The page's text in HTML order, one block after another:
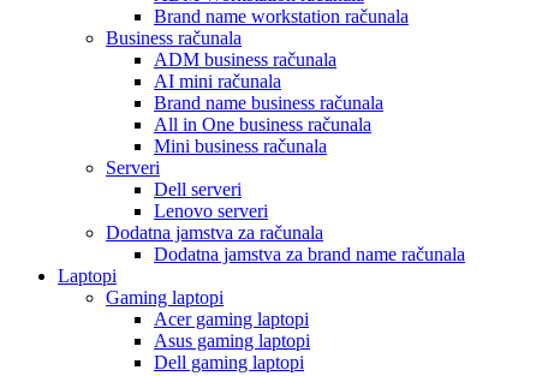
Brand name workstation računala
Business računala
ADM business računala
AI mini računala
Brand name business računala
All in One business računala
Mini business računala
Serveri
Dell serveri
Lenovo serveri
Dodatna jamstva za računala
Dodatna jamstva za brand name računala
Laptopi
Gaming laptopi
Acer gaming laptopi
Asus gaming laptopi
Dell gaming laptopi